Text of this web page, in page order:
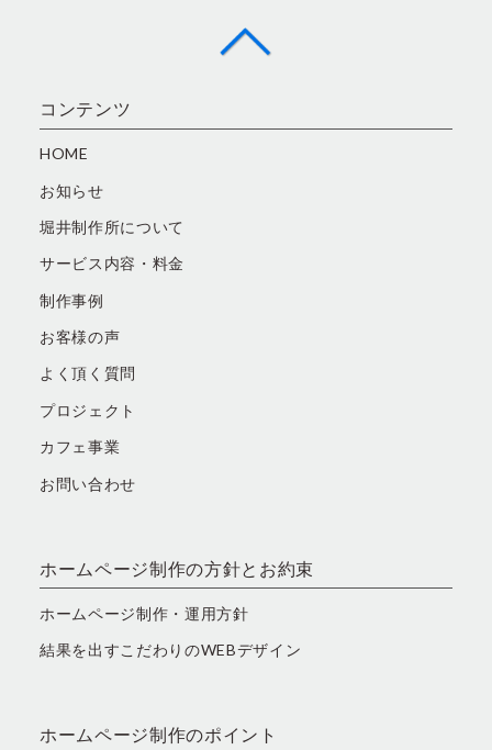
コンテンツ
HOME
お知らせ
堀井制作所について
サービス内容・料金
制作事例
お客様の声
よく頂く質問
プロジェクト
カフェ事業
お問い合わせ
ホームページ制作の方針とお約束
ホームページ制作・運用方針
結果を出すこだわりのWEBデザイン
ホームページ制作のポイント